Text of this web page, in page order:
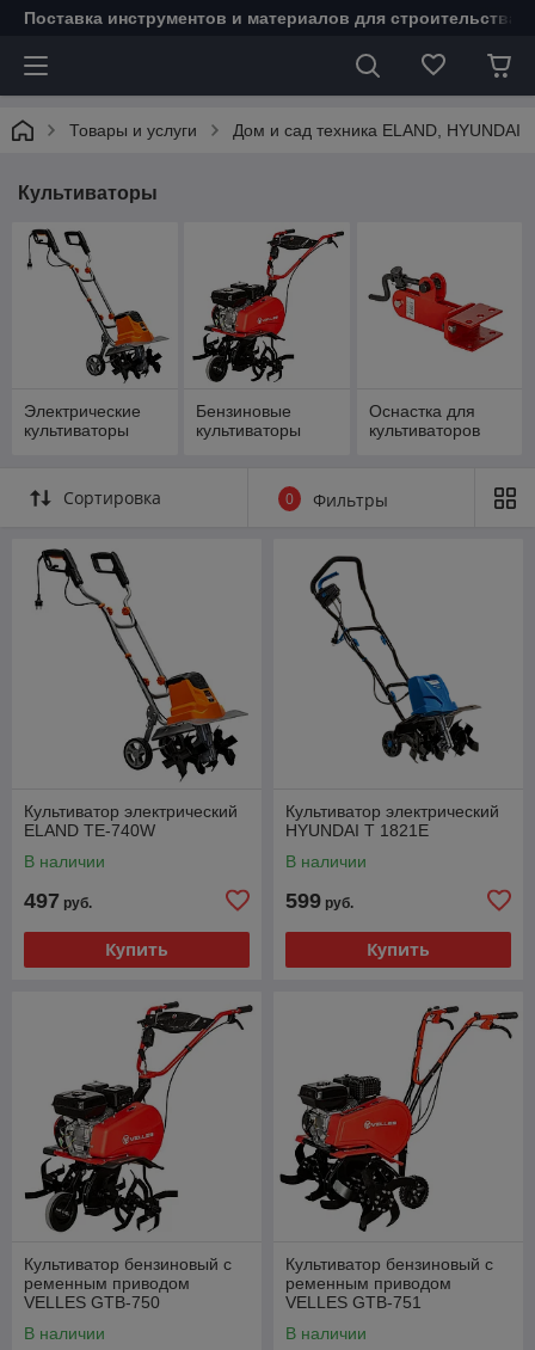
Поставка инструментов и материалов для строительства
Товары и услуги Дом и сад техника ELAND, HYUNDAI
Культиваторы
Электрические
культиваторы
Бензиновые
культиваторы
Оснастка для
культиваторов
Сортировка 0 Фильтры
Культиватор электрический
ELAND TE-740W
В наличии
497 руб.
Купить
Культиватор электрический
HYUNDAI T 1821E
В наличии
599 руб.
Купить
Культиватор бензиновый с
ременным приводом
VELLES GTB-750
В наличии
Культиватор бензиновый с
ременным приводом
VELLES GTB-751
В наличии